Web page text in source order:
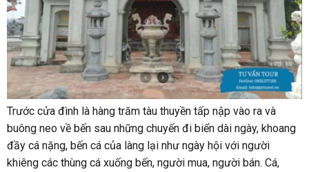
Trước cửa đình là hàng trăm tàu thuyền tấp nập vào ra và
buông neo về bến sau những chuyến đi biển dài ngày, khoang
đầy cá nặng, bến cá của làng lại như ngày hội với người
khiêng các thùng cá xuống bến, người mua, người bán. Cá,